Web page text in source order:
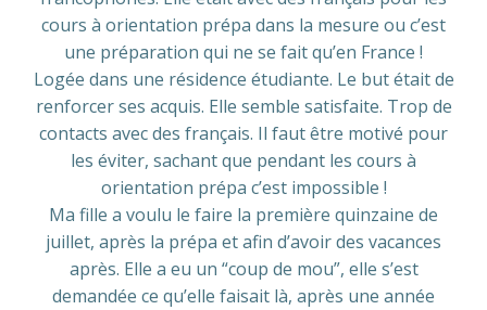
cours à orientation prépa dans la mesure ou c’est
une préparation qui ne se fait qu’en France !
Logée dans une résidence étudiante. Le but était de
renforcer ses acquis. Elle semble satisfaite. Trop de
contacts avec des français. Il faut être motivé pour
les éviter, sachant que pendant les cours à
orientation prépa c’est impossible !
Ma fille a voulu le faire la première quinzaine de
juillet, après la prépa et afin d’avoir des vacances
après. Elle a eu un “coup de mou”, elle s’est
demandée ce qu’elle faisait là, après une année